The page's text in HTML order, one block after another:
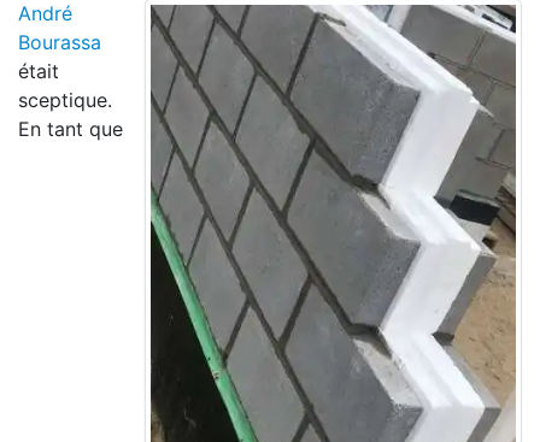
André
Bourassa
était
sceptique.
En tant que